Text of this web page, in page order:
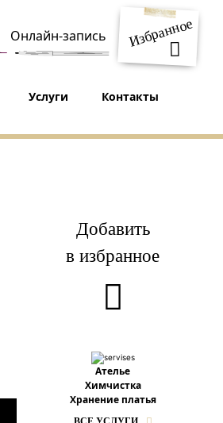
Избранное
Онлайн-запись
Услуги Контакты
Добавить
в избранное
Ателье
Химчистка
Хранение платья